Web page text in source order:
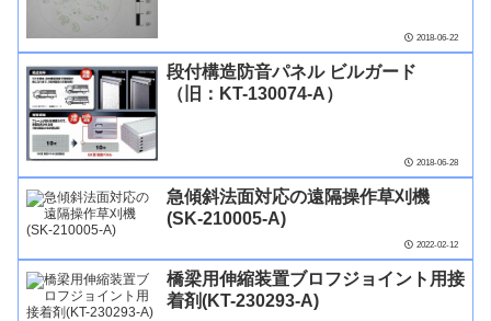
2018-06-22
段付構造防音パネル ビルガード
（旧：KT-130074-A）
2018-06-28
急傾斜法面対応の遠隔操作草刈機
(SK-210005-A)
2022-02-12
橋梁用伸縮装置ブロフジョイント用接
着剤(KT-230293-A)